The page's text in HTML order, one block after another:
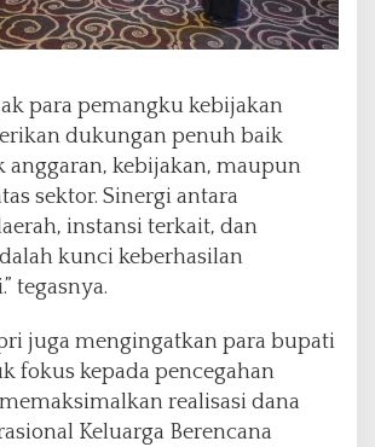
para pemangku kebijakan
dukungan penuh baik
anggaran, kebijakan, maupun
sektor. Sinergi antara
instansi terkait, dan
kunci keberhasilan
tegasnya.
juga mengingatkan para bupati
fokus kepada pencegahan
realisasi dana
Keluarga Berencana